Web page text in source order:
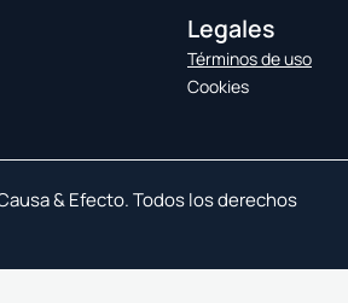
Legales
Términos de uso
Cookies
& Efecto. Todos los derechos